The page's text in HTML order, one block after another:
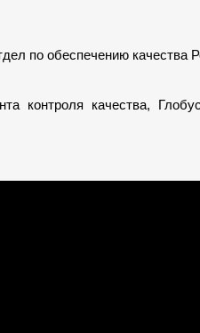
по обеспечению качества
контроля качества,